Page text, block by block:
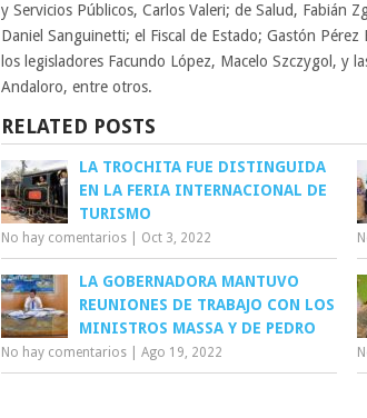
y Servicios Públicos, Carlos Valeri; de Salud, Fabián
Daniel Sanguinetti; el Fiscal de Estado; Gastón
los legisladores Facundo López, Macelo Szczygol, y
Andaloro, entre otros.
RELATED POSTS
LA TROCHITA FUE DISTINGUIDA
EN LA FERIA INTERNACIONAL DE
TURISMO
No hay comentarios Oct 3, 2022
LA GOBERNADORA MANTUVO
REUNIONES DE TRABAJO CON LOS
MINISTROS MASSA Y DE PEDRO
No hay comentarios Ago 19, 2022